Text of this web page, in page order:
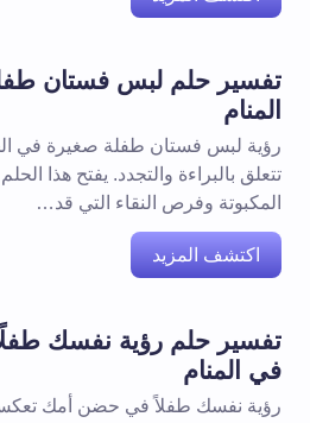
تفسير حلم لبس فستان
المنام
رؤية لبس فستان طفلة صغيرة في
تتعلق بالبراءة والتجدد. يفتح هذا
المكبوتة وفرص النقاء التي قد…
اكتشف المزيد
تفسير حلم رؤية نفسك
في المنام
رؤية نفسك طفلاً في حضن أمك